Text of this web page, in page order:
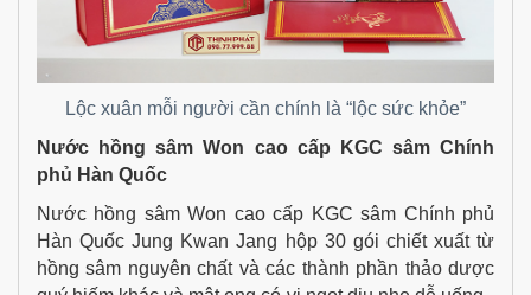
Lộc xuân mỗi người cần chính là “lộc sức khỏe”
Nước hồng sâm Won cao cấp KGC sâm Chính
phủ Hàn Quốc
Nước hồng sâm Won cao cấp KGC sâm Chính phủ
Hàn Quốc Jung Kwan Jang hộp 30 gói chiết xuất từ
hồng sâm nguyên chất và các thành phần thảo dược